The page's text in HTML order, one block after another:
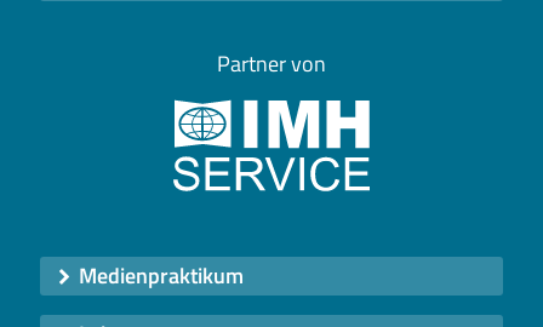
Partner von
Medienpraktikum